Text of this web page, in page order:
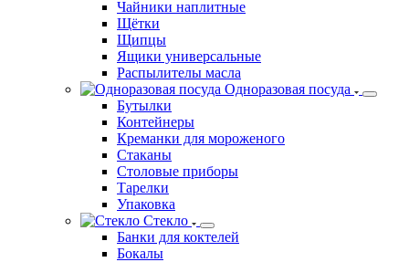
Чайники наплитные
Щётки
Щипцы
Ящики универсальные
Распылителы масла
Одноразовая посуда
Бутылки
Контейнеры
Креманки для мороженого
Стаканы
Столовые приборы
Тарелки
Упаковка
Стекло
Банки для коктелей
Бокалы